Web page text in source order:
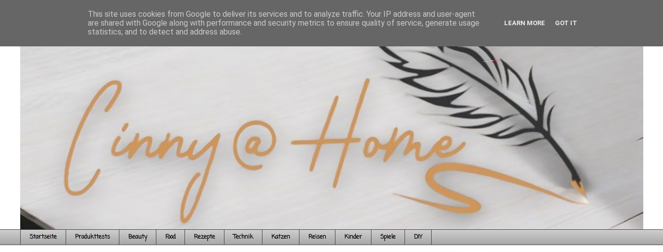
Startseite Produkttests Beauty Food Rezepte Technik Katzen Reisen Kinder Spiele DIY
This site uses cookies from Google to deliver its services and to analyze traffic. Your IP address and user-agent
are shared with Google along with performance and security metrics to ensure quality of service, generate usage
statistics, and to detect and address abuse.
LEARN MORE GOT IT